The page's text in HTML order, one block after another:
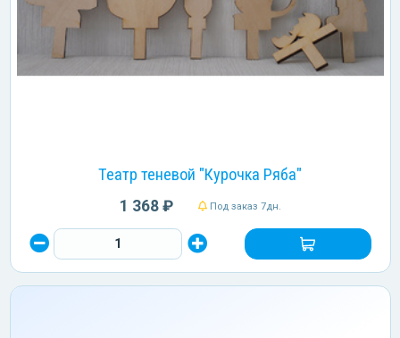
Театр теневой "Курочка Ряба"
1 368 ₽ Под заказ 7дн.